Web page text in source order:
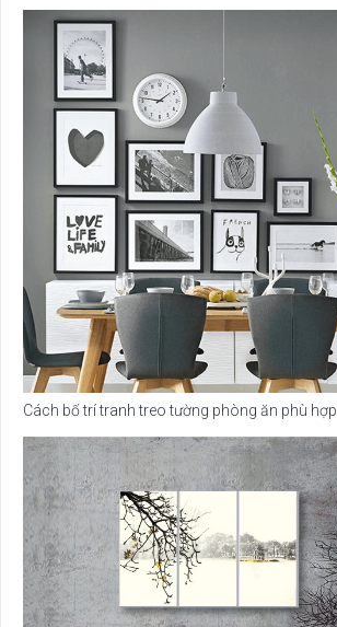
Cách bố trí tranh treo tường phòng ăn phù hợp